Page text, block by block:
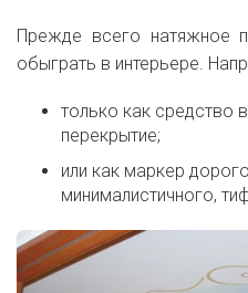
Прежде всего натяжное
обыграть в интерьере.
только как средство
перекрытие;
или как маркер
минималистичного,